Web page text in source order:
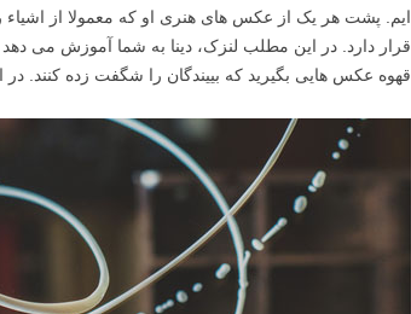
ایم. پشت هر یک از عکس های هنری او که معمولا از اشیاء
قرار دارد. در این مطلب لنزک، دینا به شما آموزش می دهد
قهوه عکس هایی بگیرید که بییندگان را شگفت زده کنند. در